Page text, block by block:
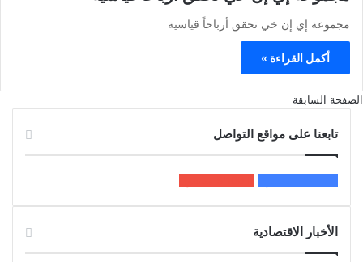
مجموعة إي إن خي تحقق أرباحاً قياسية
أكمل القراءة »
الصفحة السابقة
تابعنا على مواقع التواصل
الأخبار الاقتصادية